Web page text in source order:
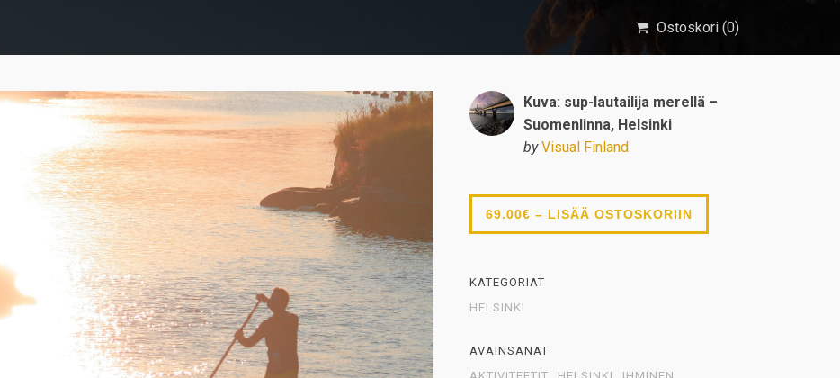
Ostoskori (0)
Kuva: sup-lautailija merellä –
Suomenlinna, Helsinki
by Visual Finland
69.00€ – LISÄÄ OSTOSKORIIN
KATEGORIAT
HELSINKI
AVAINSANAT